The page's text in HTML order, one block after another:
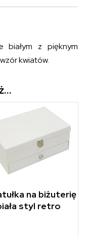
białym z pięknym
kwiatów.
na biżuterię
styl retro